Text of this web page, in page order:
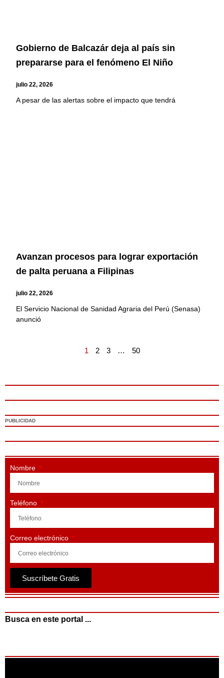
Gobierno de Balcazár deja al país sin
prepararse para el fenómeno El Niño
julio 22, 2026
A pesar de las alertas sobre el impacto que tendrá
Avanzan procesos para lograr exportación
de palta peruana a Filipinas
julio 22, 2026
El Servicio Nacional de Sanidad Agraria del Perú (Senasa)
anunció
1 2 3 … 50
PUBLICIDAD
Nombre
Teléfono
Correo electrónico
Suscríbete Gratis
Busca en este portal ...